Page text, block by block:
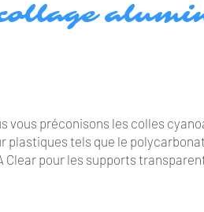
collage
vous préconisons les colles
tels que le
Clear pour les supports